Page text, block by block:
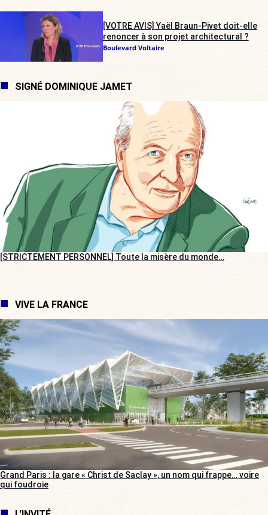
[VOTRE AVIS] Yaël Braun-Pivet doit-elle
renoncer à son projet architectural ?
Boulevard Voltaire
SIGNÉ DOMINIQUE JAMET
[STRICTEMENT PERSONNEL] Toute la misère du monde…
VIVE LA FRANCE
Grand Paris : la gare « Christ de Saclay », un nom qui frappe… voire
qui foudroie